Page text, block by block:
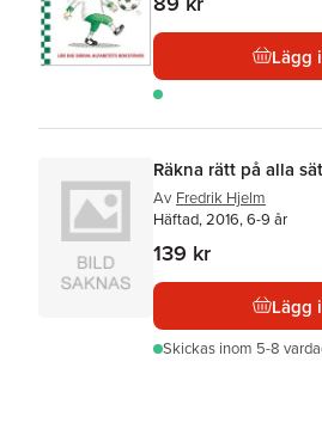
Lägg
Räkna rätt på alla
Av Fredrik Hjelm
Häftad, 2016, 6-9 år
139 kr
Lägg
Skickas inom 5-8